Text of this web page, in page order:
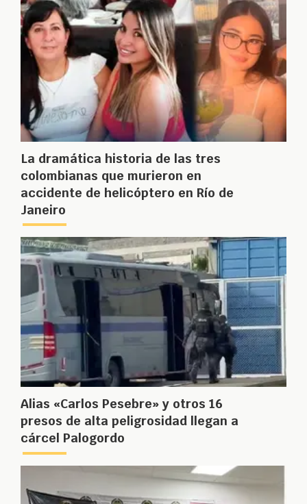
La dramática historia de las tres
colombianas que murieron en
accidente de helicóptero en Río de
Janeiro
Alias «Carlos Pesebre» y otros 16
presos de alta peligrosidad llegan a
cárcel Palogordo